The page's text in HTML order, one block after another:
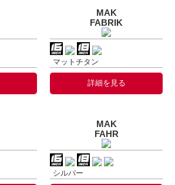
MAK
FABRIK
マットチタン
詳細を見る
MAK
FAHR
シルバー